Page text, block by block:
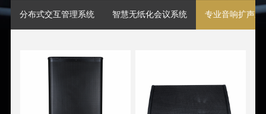
分布式交互管理系统 智慧无纸化会议系统 专业音响扩声系